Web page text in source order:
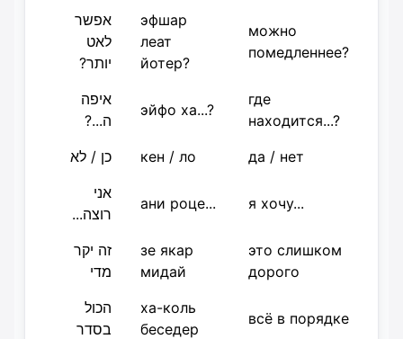
אפשר
לאט
יותר?
эфшар
леат
йотер?
можно
помедленнее?
איפה
ה...?
эйфо ха...?
где
находится...?
כן / לא
кен / ло
да / нет
אני
רוצה...
ани роце... я хочу...
זה יקר
מדי
зе якар
мидай
это слишком
дорого
הכול
בסדר
ха-коль
беседер
всё в порядке